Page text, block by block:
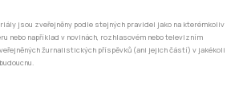
a žurnalistiky,